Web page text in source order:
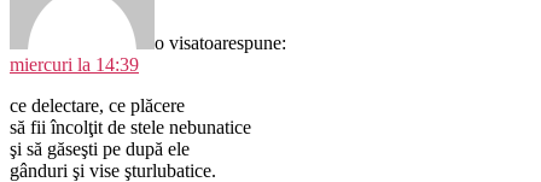
o visatoarespune:
miercuri la 14:39
ce delectare, ce plăcere
să fii încolţit de stele nebunatice
şi să găseşti pe după ele
gânduri şi vise şturlubatice.